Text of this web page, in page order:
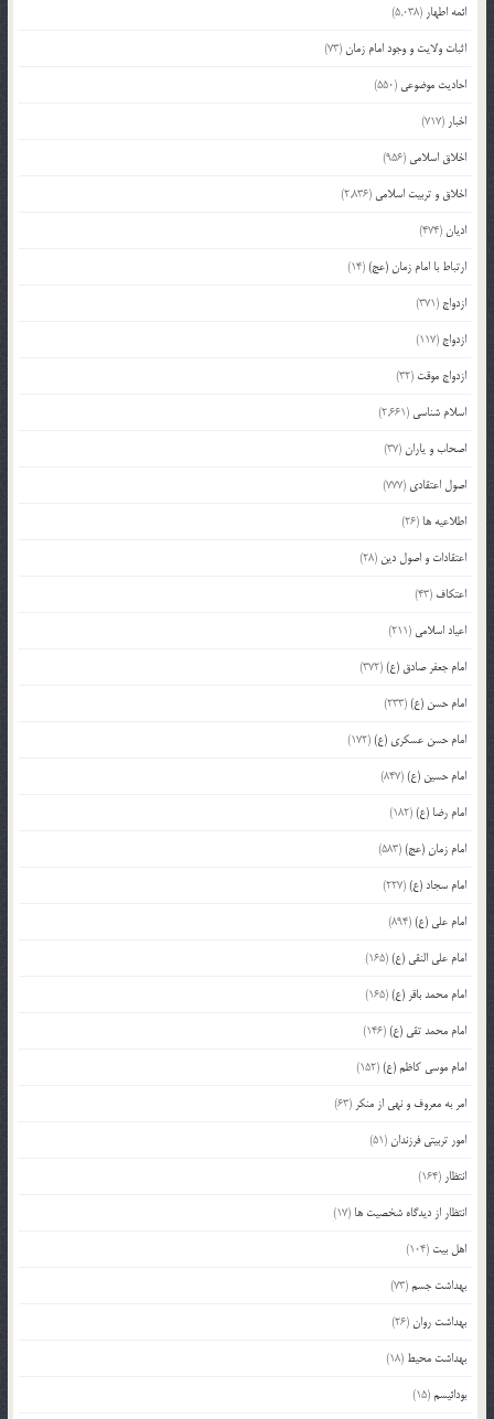
ائمه اطهار (5,038)
اثبات ولایت و وجود امام زمان(73)
احادیث موضوعی (550)
اخبار (717)
اخلاق اسلامی (956)
اخلاق و تربیت اسلامی (2,836)
ادیان(474)
ارتباط با امام زمان (عج)(14)
ازدواج (371)
ازدواج (117)
ازدواج موقت (32)
اسلام شناسی (2,661)
اصحاب و یاران(37)
اصول اعتقادی (777)
اطلاعیه ها (26)
اعتقادات و اصول دین (28)
اعتکاف (43)
اعیاد اسلامی (211)
امام جعفر صادق (ع)(372)
امام حسن (ع)(233)
امام حسن عسکری (ع)(172)
امام حسین (ع)(847)
امام رضا (ع)(182)
امام زمان (عج)(583)
امام سجاد (ع)(227)
امام علی (ع)(894)
امام علی النقی (ع)(165)
امام محمد باقر (ع)(165)
امام محمد تقی (ع)(146)
امام موسی کاظم (ع)(152)
امر به معروف و نهی از منکر (63)
امور تربیتی فرزندان(51)
انتظار (164)
انتظار از دیدگاه شخصیت ها (17)
اهل بیت (104)
بهداشت جسم(73)
بهداشت روان(26)
بهداشت محیط (18)
بودائیسم(15)